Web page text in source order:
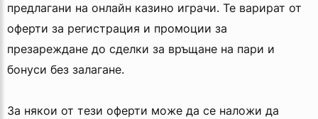
предлагани на онлайн казино играчи. Те варират от
оферти за регистрация и промоции за
презареждане до сделки за връщане на пари и
бонуси без залагане.
За някои от тези оферти може да се наложи да